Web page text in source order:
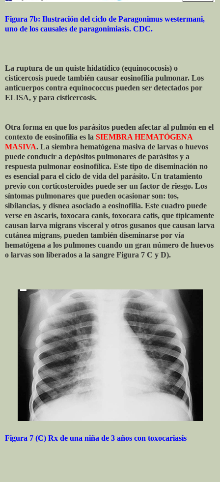
Figura 7b: Ilustración del ciclo de Paragonimus westermani,
uno de los causales de paragonimiasis. CDC.
La ruptura de un quiste hidatídico (equinococosis) o
cisticercosis puede también causar eosinofilia pulmonar. Los
anticuerpos contra equinococcus pueden ser detectados por
ELISA, y para cisticercosis.
Otra forma en que los parásitos pueden afectar al pulmón en el
contexto de eosinofilia es la SIEMBRA HEMATÓGENA
MASIVA. La siembra hematógena masiva de larvas o huevos
puede conducir a depósitos pulmonares de parásitos y a
respuesta pulmonar eosinofílica. Este tipo de diseminación no
es esencial para el ciclo de vida del parásito. Un tratamiento
previo con corticosteroides puede ser un factor de riesgo. Los
síntomas pulmonares que pueden ocasionar son: tos,
sibilancias, y disnea asociado a eosinofilia. Este cuadro puede
verse en áscaris, toxocara canis, toxocara catis, que típicamente
causan larva migrans visceral y otros gusanos que causan larva
cutánea migrans, pueden también diseminarse por vía
hematógena a los pulmones cuando un gran número de huevos
o larvas son liberados a la sangre Figura 7 C y D).
Figura 7 (C) Rx de una niña de 3 años con toxocariasis